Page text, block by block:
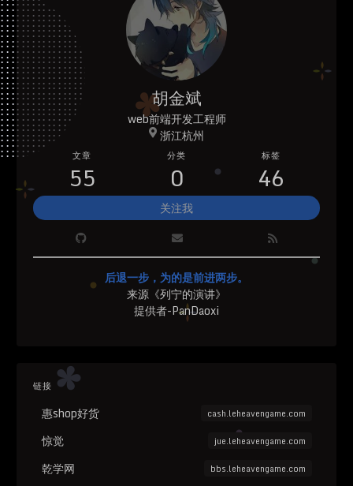
胡金斌
web前端开发工程师
浙江杭州
文章
55
分类
0
标签
46
关注我
后退一步，为的是前进两步。
来源《列宁的演讲》
提供者-PanDaoxi
链接
惠shop好货 cash.leheavengame.com
惊觉 jue.leheavengame.com
乾学网 bbs.leheavengame.com